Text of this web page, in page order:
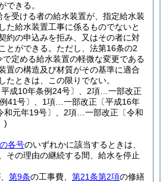
できる。
受ける者の給水装置が、指定給水装
た給水装置工事に係るものでないと
約の申込みを拒み、又はその者に対
とができる。 ただし、法第16条の2
定める給水装置の軽微な変更である
置の構造及び材質がその基準に適合
たときは、この限りでない。
成10年条例24号〕、2項…一部改正
例41号〕、1項…一部改正〔平成16年
和元年19号〕、2項…一部改正〔令和
)
各号のいずれかに該当するときは、
その理由の継続する間、給水を停止
第9条の工事費、 第21条第2項の修繕